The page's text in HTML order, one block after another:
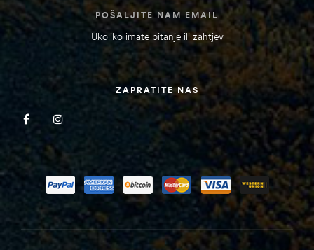
POŠALJITE NAM EMAIL
Ukoliko imate pitanje ili zahtjev
ZAPRATITE NAS